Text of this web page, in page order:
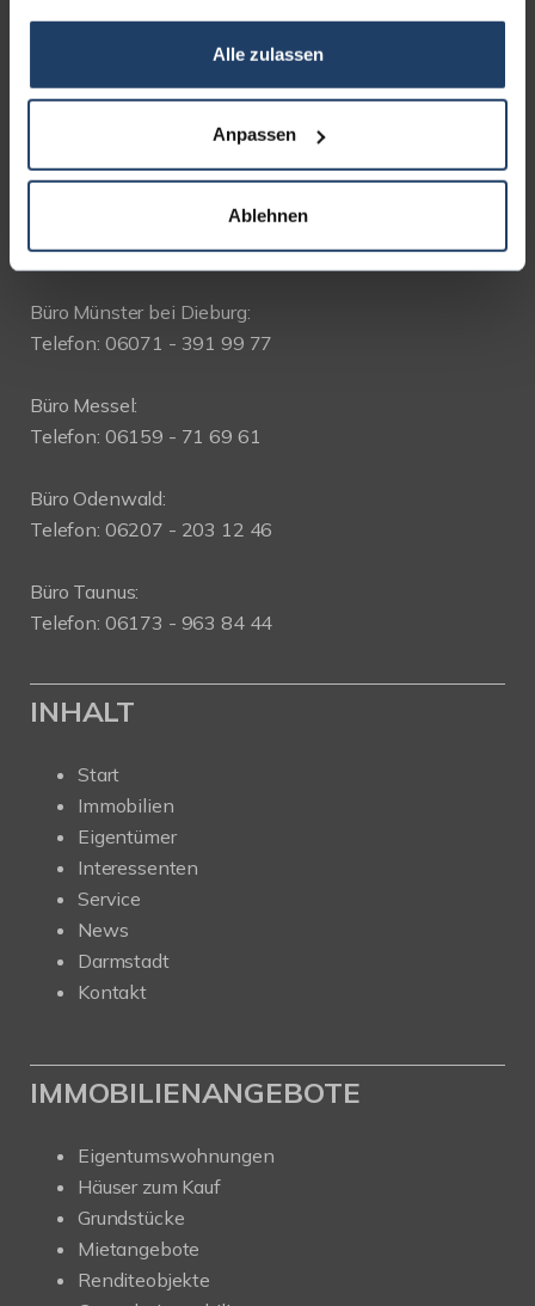
Alle zulassen
Anpassen
Ablehnen
Telefon: 06151-734 75 950
Telefax: 06151-734 75 150
WEITERE BÜROS
Büro Münster bei Dieburg:
Telefon: 06071 - 391 99 77
Büro Messel:
Telefon: 06159 - 71 69 61
Büro Odenwald:
Telefon: 06207 - 203 12 46
Büro Taunus:
Telefon: 06173 - 963 84 44
INHALT
Start
Immobilien
Eigentümer
Interessenten
Service
News
Darmstadt
Kontakt
IMMOBILIENANGEBOTE
Eigentumswohnungen
Häuser zum Kauf
Grundstücke
Mietangebote
Renditeobjekte